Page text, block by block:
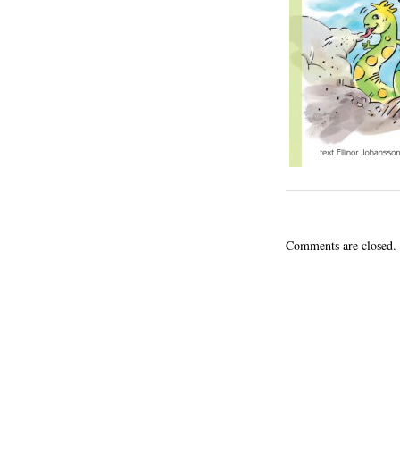
Comments are closed.